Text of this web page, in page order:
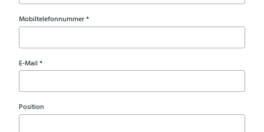
Mobiltelefonnummer(Pflichtfeld)
E-Mail (Pflichtfeld)
Position